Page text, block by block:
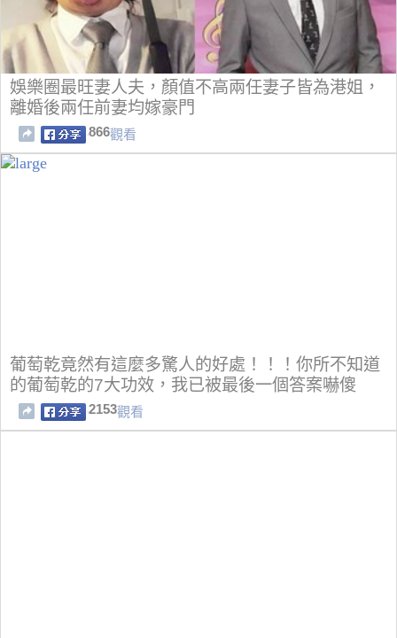
娛樂圈最旺妻人夫，顏值不高兩任妻子皆為港姐，
離婚後兩任前妻均嫁豪門
866觀看
葡萄乾竟然有這麼多驚人的好處！！！你所不知道
的葡萄乾的7大功效，我已被最後一個答案嚇傻
2153觀看